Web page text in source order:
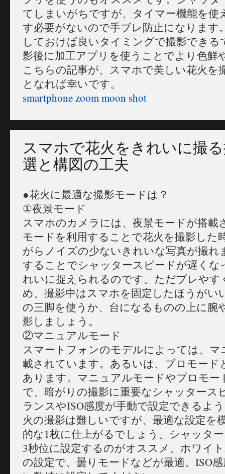
てしまいがちですが、タイマー機能を使
す必要がないので手ブレ防止になります
しておけば良いタイミングで撮影できる
影後に加工アプリを使うことでより色鮮
こちらの記事が、スマホで美しい花火を
となれば幸いです。
smartphone zoom moon shot
スマホで花火をきれいに撮
選と構図の工夫
●花火に最適な撮影モードは？
①夜景モード
スマホのカメラには、夜景モードが搭載
モードを利用することで花火を撮影した
がらノイズの少ないきれいな写真が撮れ
することでシャッタースピードが遅くな
れいに捉えられるのです。ただブレや
め、撮影中はスマホを固定したほうがい
の三脚を使うか、台になるものの上に腕
影しましょう。
②マニュアルモード
スマートフォンのモデルによっては、
載されています。あるいは、プロモード
あります。マニュアルモードやプロモー
で、暗がりの撮影に重要なシャッタース
ランスやISO感度が手動で設定できるよ
火の撮影は難しいですが、最適な設定を
的な1枚に仕上がるでしょう。シャッタ
3秒位に設定するのがオススメ。ホワイ
の設定で、曇りモードなどが最適。ISO